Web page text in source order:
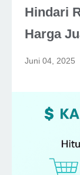
Hindari
Harga
Juni 04, 2025